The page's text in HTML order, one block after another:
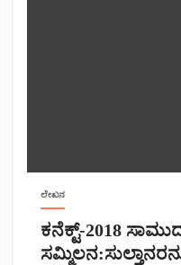
ಲೇಖನ
ಕನೆಕ್ಟ್-2018